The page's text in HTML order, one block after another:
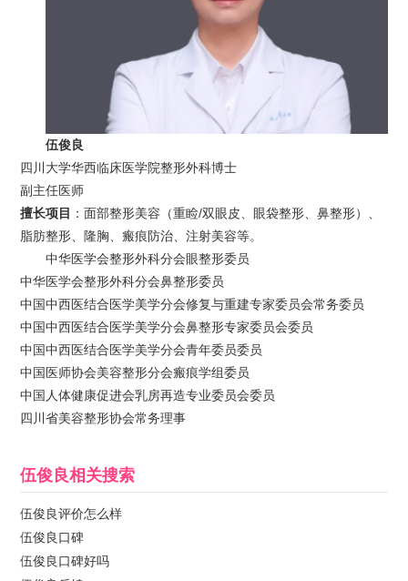
伍俊良
四川大学华西临床医学院整形外科博士
副主任医师
擅长项目 ：面部整形美容（重睑/双眼皮、眼袋整形、鼻整形）、
脂肪整形、隆胸、瘢痕防治、注射美容等。
中华医学会整形外科分会眼整形委员
中华医学会整形外科分会鼻整形委员
中国中西医结合医学美学分会修复与重建专家委员会常务委员
中国中西医结合医学美学分会鼻整形专家委员会委员
中国中西医结合医学美学分会青年委员委员
中国医师协会美容整形分会瘢痕学组委员
中国人体健康促进会乳房再造专业委员会委员
四川省美容整形协会常务理事
伍俊良相关搜索
伍俊良评价怎么样
伍俊良口碑
伍俊良口碑好吗